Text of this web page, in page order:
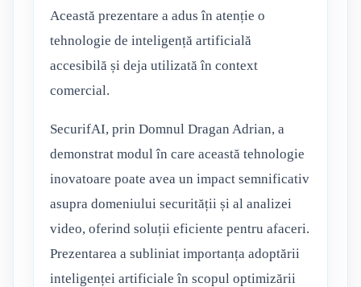
Această prezentare a adus în atenție o
tehnologie de inteligență artificială
accesibilă și deja utilizată în context
comercial.
SecurifAI, prin Domnul Dragan Adrian, a
demonstrat modul în care această tehnologie
inovatoare poate avea un impact semnificativ
asupra domeniului securității și al analizei
video, oferind soluții eficiente pentru afaceri.
Prezentarea a subliniat importanța adoptării
inteligenței artificiale în scopul optimizării